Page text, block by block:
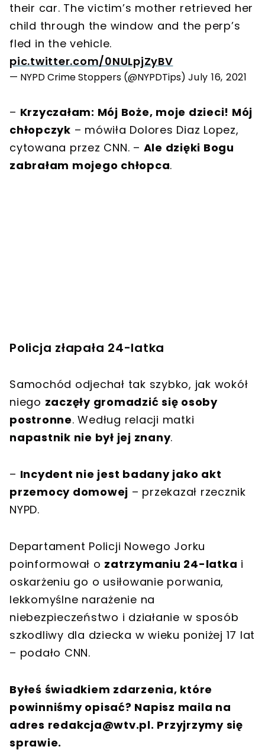
their car. The victim’s mother retrieved her
child through the window and the perp’s
fled in the vehicle.
pic.twitter.com/0NULpjZyBV
— NYPD Crime Stoppers (@NYPDTips) July 16, 2021
– Krzyczałam: Mój Boże, moje dzieci! Mój
chłopczyk – mówiła Dolores Diaz Lopez,
cytowana przez CNN. – Ale dzięki Bogu
zabrałam mojego chłopca.
Policja złapała 24-latka
Samochód odjechał tak szybko, jak wokół
niego zaczęły gromadzić się osoby
postronne. Według relacji matki
napastnik nie był jej znany.
– Incydent nie jest badany jako akt
przemocy domowej – przekazał rzecznik
NYPD.
Departament Policji Nowego Jorku
poinformował o zatrzymaniu 24-latka i
oskarżeniu go o usiłowanie porwania,
lekkomyślne narażenie na
niebezpieczeństwo i działanie w sposób
szkodliwy dla dziecka w wieku poniżej 17 lat
– podało CNN.
Byłeś świadkiem zdarzenia, które
powinniśmy opisać? Napisz maila na
adres redakcja@wtv.pl. Przyjrzymy się
sprawie.